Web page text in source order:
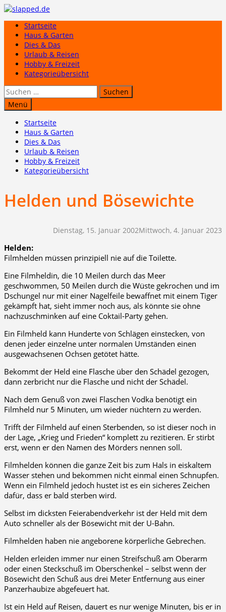
Zum
springenStartseite
Haus & Garten
Dies & Das
Urlaub & Reisen
Hobby & Freizeit
Kategorieübersicht
Suchen
nach:
Menü
Startseite
Haus & Garten
Dies & Das
Urlaub & Reisen
Hobby & Freizeit
Kategorieübersicht
Helden und Bösewichte
Dienstag, 15. Januar 2002Mittwoch, 4. Januar 2023
Helden:
Filmhelden müssen prinzipiell nie auf die Toilette.
Eine Filmheldin, die 10 Meilen durch das Meer
geschwommen, 50 Meilen durch die Wüste gekrochen und im
Dschungel nur mit einer Nagelfeile bewaffnet mit einem Tiger
gekämpft hat, sieht immer noch aus, als könnte sie ohne
nachzuschminken auf eine Coktail-Party gehen.
Ein Filmheld kann Hunderte von Schlägen einstecken, von
denen jeder einzelne unter normalen Umständen einen
ausgewachsenen Ochsen getötet hätte.
Bekommt der Held eine Flasche über den Schädel gezogen,
dann zerbricht nur die Flasche und nicht der Schädel.
Nach dem Genuß von zwei Flaschen Vodka benötigt ein
Filmheld nur 5 Minuten, um wieder nüchtern zu werden.
Trifft der Filmheld auf einen Sterbenden, so ist dieser noch in
der Lage, „Krieg und Frieden“ komplett zu rezitieren. Er stirbt
erst, wenn er den Namen des Mörders nennen soll.
Filmhelden können die ganze Zeit bis zum Hals in eiskaltem
Wasser stehen und bekommen nicht einmal einen Schnupfen.
Wenn ein Filmheld jedoch hustet ist es ein sicheres Zeichen
dafür, dass er bald sterben wird.
Selbst im dicksten Feierabendverkehr ist der Held mit dem
Auto schneller als der Bösewicht mit der U-Bahn.
Filmhelden haben nie angeborene körperliche Gebrechen.
Helden erleiden immer nur einen Streifschuß am Oberarm
oder einen Steckschuß im Oberschenkel – selbst wenn der
Bösewicht den Schuß aus drei Meter Entfernung aus einer
Panzerhaubize abgefeuert hat.
Ist ein Held auf Reisen, dauert es nur wenige Minuten, bis er in